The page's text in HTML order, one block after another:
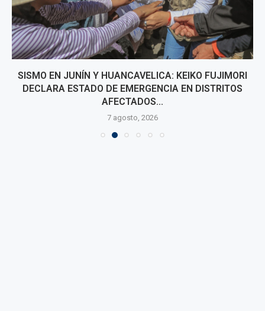
SISMO EN JUNÍN Y HUANCAVELICA: KEIKO FUJIMORI
DECLARA ESTADO DE EMERGENCIA EN DISTRITOS
AFECTADOS...
7 agosto, 2026